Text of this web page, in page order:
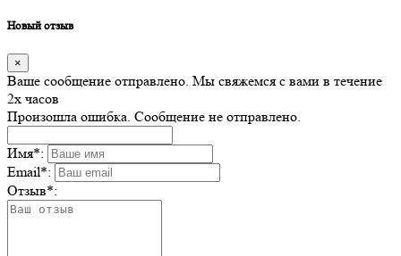
Новый отзыв
×
Ваше сообщение отправлено. Мы свяжемся с вами в течение
2х часов
Произошла ошибка. Сообщение не отправлено.
Имя*:
Email*:
Отзыв*: